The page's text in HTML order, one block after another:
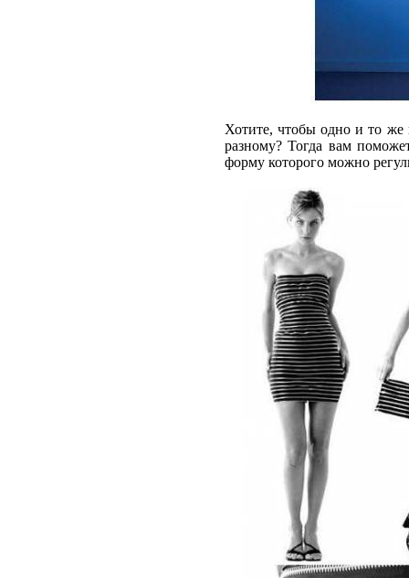
Хотите, чтобы одно и то же
разному? Тогда вам
форму которого можно